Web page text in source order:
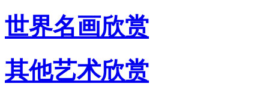
世界名画欣赏
其他艺术欣赏